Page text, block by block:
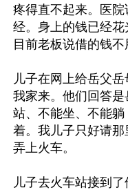
疼得直不起来。医
经。身上的钱已经花
目前老板说借的钱不
儿子在网上给岳父
我家来。他们回答
站、不能坐、不能
着。我儿子只好请
弄上火车。
儿子去火车站接到